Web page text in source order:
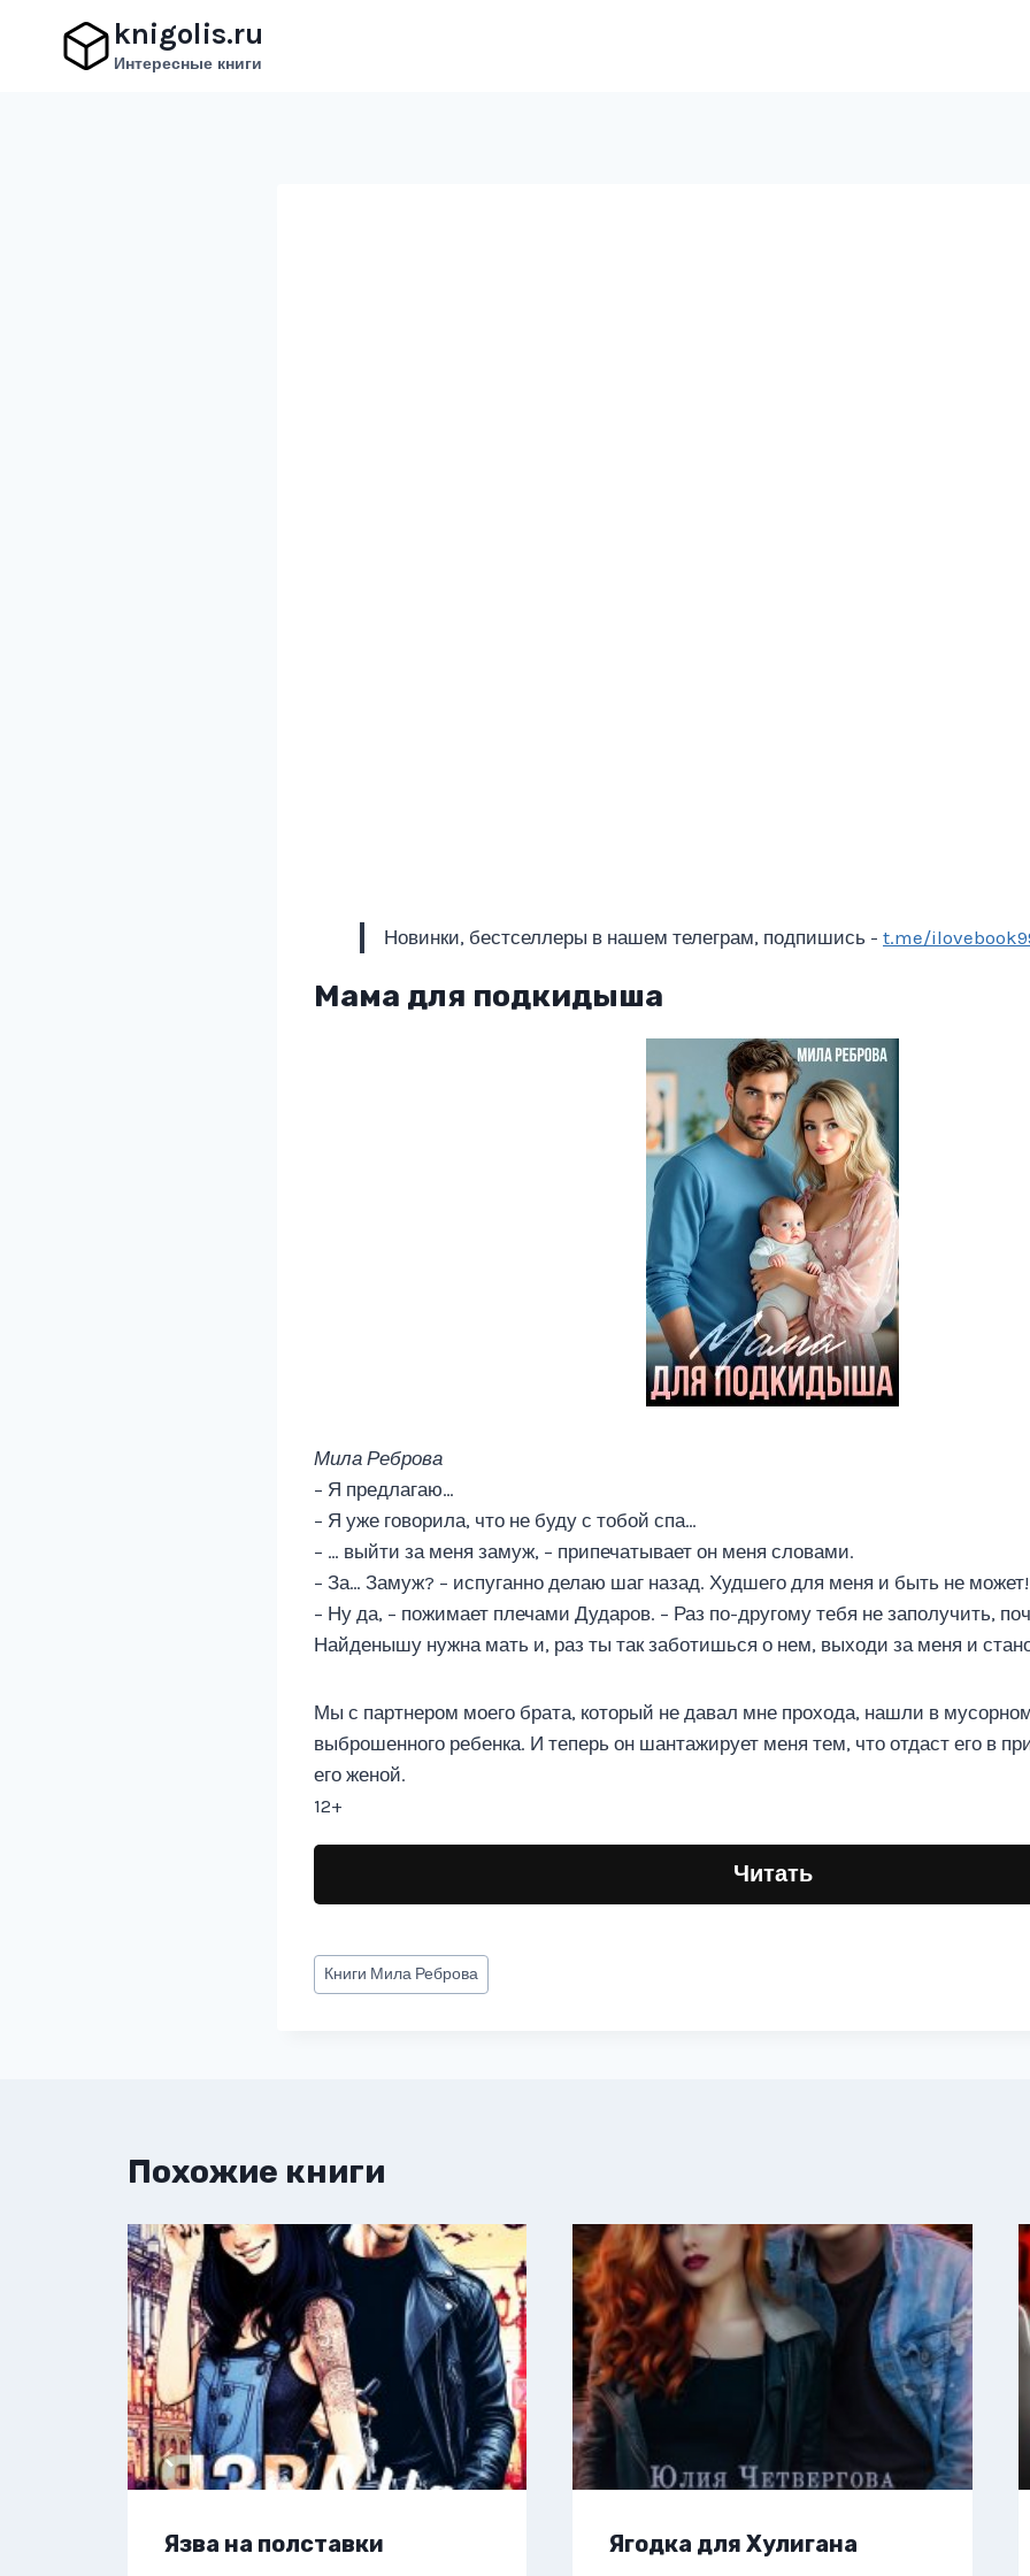
содержимому
knigolis.ru
Интересные книги
Новинки, бестселлеры в нашем телеграм, подпишись - t.me/
Мама для подкидыша
Мила Реброва
– Я предлагаю…
– Я уже говорила, что не буду с тобой спа…
– … выйти за меня замуж, – припечатывает он меня словами.
– За… Замуж? – испуганно делаю шаг назад. Худшего для меня и быть не может!
– Ну да, – пожимает плечами Дударов. – Раз по-другому тебя не заполучить,
Найденышу нужна мать и, раз ты так заботишься о нем, выходи за меня и
Мы с партнером моего брата, который не давал мне прохода, нашли в
выброшенного ребенка. И теперь он шантажирует меня тем, что отдаст его в
его женой.
12+
Читать
Метки
записи:
Книги Мила Реброва
Похожие книги
Язва на полставки Ягодка для Хулигана